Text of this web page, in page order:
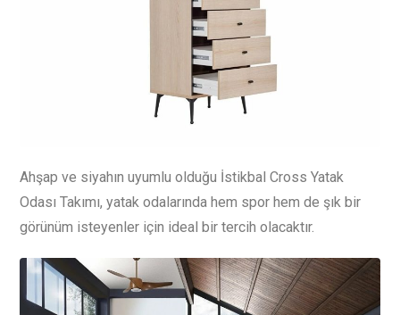
Ahşap ve siyahın uyumlu olduğu İstikbal Cross Yatak
Odası Takımı, yatak odalarında hem spor hem de şık bir
görünüm isteyenler için ideal bir tercih olacaktır.